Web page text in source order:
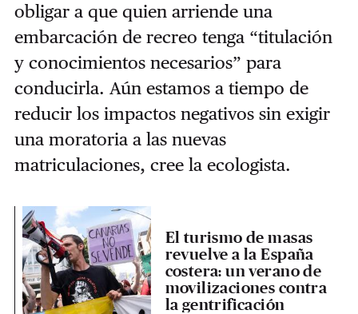
obligar a que quien arriende una
embarcación de recreo tenga “titulación
y conocimientos necesarios” para
conducirla. Aún estamos a tiempo de
reducir los impactos negativos sin exigir
una moratoria a las nuevas
matriculaciones, cree la ecologista.
El turismo de masas
revuelve a la España
costera: un verano de
movilizaciones contra
la gentrificación